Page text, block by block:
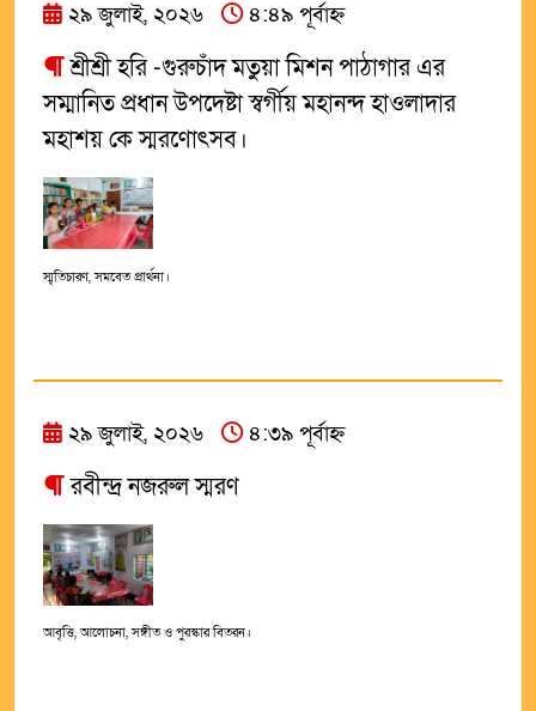
২৯ জুলাই, ২০২৬ ৪:৪৯ পূর্বাহ্ন
শ্রীশ্রী হরি -গুরুচঁাদ মতুয়া মিশন পাঠাগার এর
সম্মানিত প্রধান উপদেষ্টা স্বর্গীয় মহানন্দ হাওলাদার
মহাশয় কে স্মরণোৎসব।
স্মৃতিচারণ, সমবেত প্রার্থনা।
২৯ জুলাই, ২০২৬ ৪:৩৯ পূর্বাহ্ন
রবীন্দ্র নজরুল স্মরণ
আবৃত্তি, আলোচনা, সঙ্গীত ও পুরস্কার বিতরন।